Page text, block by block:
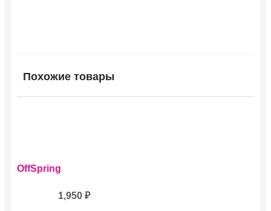
Похожие товары
OffSpring
1,950 ₽